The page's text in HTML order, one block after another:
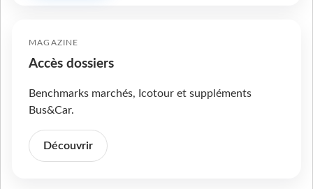
MAGAZINE
Accès dossiers
Benchmarks marchés, Icotour et suppléments
Bus&Car.
Découvrir